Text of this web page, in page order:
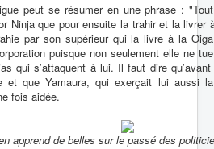
peut se résumer en une phrase :
Ninja que pour ensuite la trahir et la livrer
par son supérieur qui la livre à la
puisque non seulement elle ne
qui s’attaquent à lui. Il faut dire
et que Yamaura, qui exerçait lui aussi
fois aidée.
apprend de belles sur le passé des